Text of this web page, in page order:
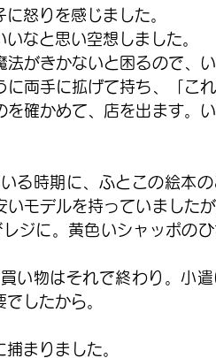
怒りを感じました。
なと思い空想しました。
がきかないと困るので、
に両手に拡げて持ち、「こ
確かめて、店を出ます。
る時期に、ふとこの絵本
モデルを持っていました
ジに。黄色いシャッポの
い物はそれで終わり。小
したから。
まりました。